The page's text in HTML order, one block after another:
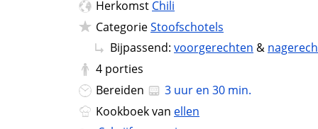
Herkomst Chili
CategorieStoofschotels
Bijpassend: voorgerechten &
4 porties
Bereiden
3 uur en 30 min.
Kookboek van ellen